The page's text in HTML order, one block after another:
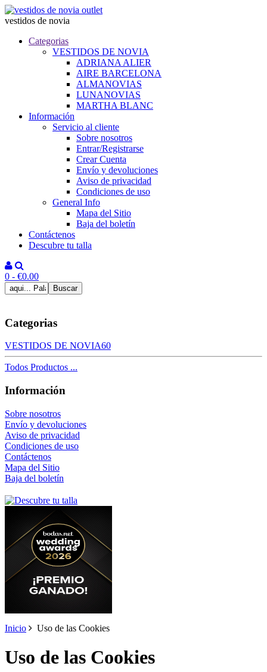
vestidos de novia
Categorias
VESTIDOS DE NOVIA
ADRIANA ALIER
AIRE BARCELONA
ALMANOVIAS
LUNANOVIAS
MARTHA BLANC
Información
Servicio al cliente
Sobre nosotros
Entrar/Registrarse
Crear Cuenta
Envío y devoluciones
Aviso de privacidad
Condiciones de uso
General Info
Mapa del Sitio
Baja del boletín
Contáctenos
Descubre tu talla
0 - €0.00
Categorias
VESTIDOS DE NOVIA60
Todos Productos ...
Información
Sobre nosotros
Envío y devoluciones
Aviso de privacidad
Condiciones de uso
Contáctenos
Mapa del Sitio
Baja del boletín
Inicio Uso de las Cookies
Uso de las Cookies